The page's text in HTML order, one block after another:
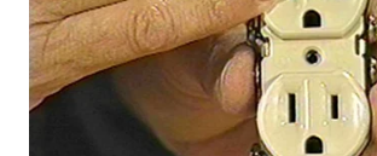
WN
DEPOK